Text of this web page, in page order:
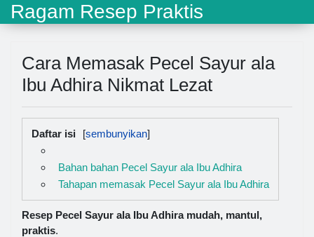
Ragam Resep Praktis
Cara Memasak Pecel Sayur ala
Ibu Adhira Nikmat Lezat
Daftar isi
Bahan bahan Pecel Sayur ala Ibu Adhira
Tahapan memasak Pecel Sayur ala Ibu Adhira
Resep Pecel Sayur ala Ibu Adhira mudah, mantul,
praktis.